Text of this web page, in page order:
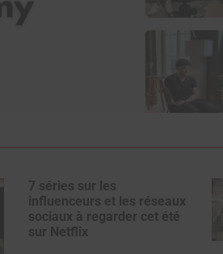
7 séries sur les
influenceurs et les réseaux
sociaux à regarder cet été
sur Netflix